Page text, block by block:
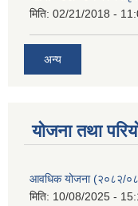
मिति: 02/21/2018 -
अन्य
योजना तथा
आवधिक योजना (२०८२/
मिति: 10/08/2025 -